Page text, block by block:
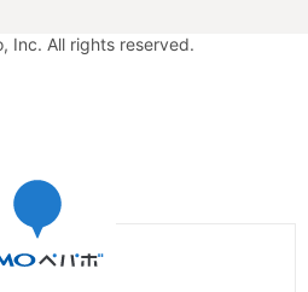
Inc. All rights reserved.